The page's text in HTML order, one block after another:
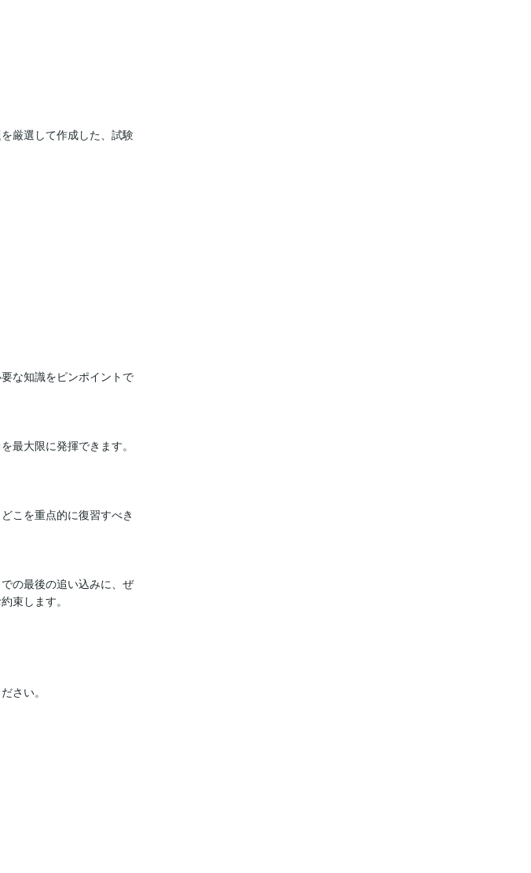
厳選して作成した、試験
な知識をピンポイントで
最大限に発揮できます。
こを重点的に復習すべき
の最後の追い込みに、ぜ
束します。
さい。